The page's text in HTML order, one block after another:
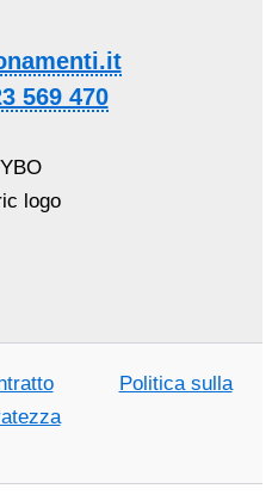
569 470
Politica sulla